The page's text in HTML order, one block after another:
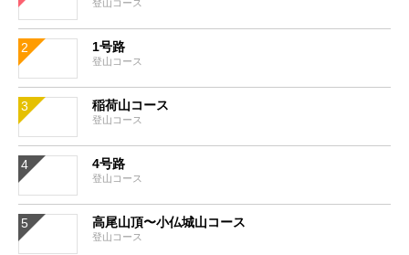
登山コース
1号路
登山コース
稲荷山コース
登山コース
4号路
登山コース
高尾山頂〜小仏城山コース
登山コース